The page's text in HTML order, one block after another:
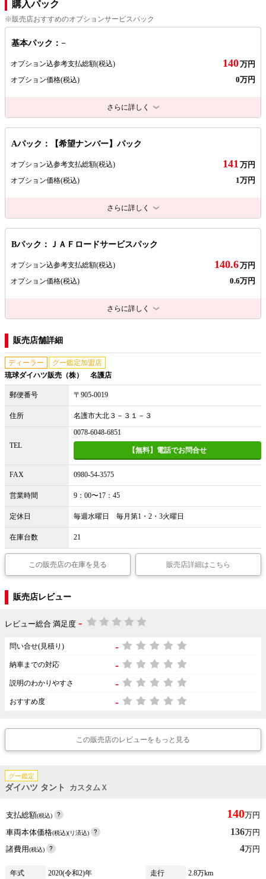
購入パック
※販売店おすすめのオプションサービスパック
基本パック：−
オプション込参考支払総額(税込) 140万円
オプション価格(税込) 0万円
さらに詳しく
Aパック：【希望ナンバー】パック
オプション込参考支払総額(税込) 141 万円
オプション価格(税込) 1万円
さらに詳しく
Bパック：ＪＡＦロードサービスパック
オプション込参考支払総額(税込) 140.6万円
オプション価格(税込) 0.6万円
さらに詳しく
販売店舗詳細
ディーラー
グー鑑定加盟店
琉球ダイハツ販売（株） 名護店
郵便番号 〒905-0019
住所 名護市大北３－３１－３
TEL
0078-6048-6851
【無料】電話でお問合せ
FAX 0980-54-3575
営業時間 9：00〜17：45
定休日 毎週水曜日 毎月第1・2・3火曜日
在庫台数 21
この販売店の在庫を見る 販売店詳細はこちら
販売店レビュー
レビュー総合 満足度 -
問い合せ(見積り) -
納車までの対応 -
説明のわかりやすさ -
おすすめ度 -
この販売店のレビューをもっと見る
グー鑑定
ダイハツ タント カスタムＸ
支払総額(税込) 140万円
車両本体価格(税込)(リ済込) 136万円
諸費用(税込) 4万円
年式 2020(令和2)年 走行
2.8万km